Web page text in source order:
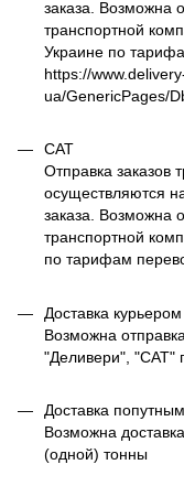
заказа. Возможна
транспортной
Украине по
https://
ua/GenericPages/
САТ
Отправка заказов
осуществляются
заказа. Возможна
транспортной
по тарифам
Доставка курьером
Возможна
"Деливери", "САТ"
Доставка
Возможна
(одной) тонны